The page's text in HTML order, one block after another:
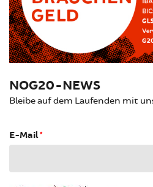
NOG20-NEWS
Bleibe auf dem Laufenden mit
E-Mail*